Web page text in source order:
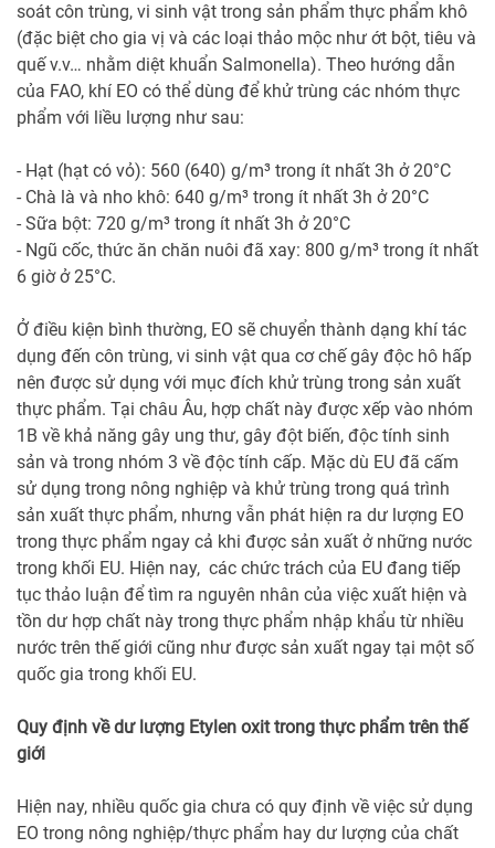
soát côn trùng, vi sinh vật trong sản phẩm thực phẩm khô
(đặc biệt cho gia vị và các loại thảo mộc như ớt bột, tiêu và
quế v.v… nhằm diệt khuẩn Salmonella). Theo hướng dẫn
của FAO, khí EO có thể dùng để khử trùng các nhóm thực
phẩm với liều lượng như sau:
- Hạt (hạt có vỏ): 560 (640) g/m³ trong ít nhất 3h ở 20°C
- Chà là và nho khô: 640 g/m³ trong ít nhất 3h ở 20°C
- Sữa bột: 720 g/m³ trong ít nhất 3h ở 20°C
- Ngũ cốc, thức ăn chăn nuôi đã xay: 800 g/m³ trong ít nhất
6 giờ ở 25°C.
Ở điều kiện bình thường, EO sẽ chuyển thành dạng khí tác
dụng đến côn trùng, vi sinh vật qua cơ chế gây độc hô hấp
nên được sử dụng với mục đích khử trùng trong sản xuất
thực phẩm. Tại châu Âu, hợp chất này được xếp vào nhóm
1B về khả năng gây ung thư, gây đột biến, độc tính sinh
sản và trong nhóm 3 về độc tính cấp. Mặc dù EU đã cấm
sử dụng trong nông nghiệp và khử trùng trong quá trình
sản xuất thực phẩm, nhưng vẫn phát hiện ra dư lượng EO
trong thực phẩm ngay cả khi được sản xuất ở những nước
trong khối EU. Hiện nay, các chức trách của EU đang tiếp
tục thảo luận để tìm ra nguyên nhân của việc xuất hiện và
tồn dư hợp chất này trong thực phẩm nhập khẩu từ nhiều
nước trên thế giới cũng như được sản xuất ngay tại một số
quốc gia trong khối EU.
Quy định về dư lượng Etylen oxit trong thực phẩm trên thế
giới
Hiện nay, nhiều quốc gia chưa có quy định về việc sử dụng
EO trong nông nghiệp/thực phẩm hay dư lượng của chất